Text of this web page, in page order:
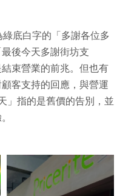
底白字的「多謝各位多
後今天多謝街坊支
束營業的前兆。但也有
客支持的回應，與營運
」指的是舊價的告別，並